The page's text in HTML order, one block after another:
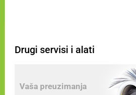
Drugi servisi i alati
Vaša preuzimanja